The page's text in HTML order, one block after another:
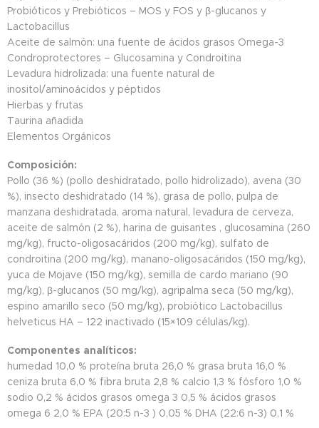
Probióticos y Prebióticos – MOS y FOS y β-glucanos y
Lactobacillus
Aceite de salmón: una fuente de ácidos grasos Omega-3
Condroprotectores – Glucosamina y Condroitina
Levadura hidrolizada: una fuente natural de
inositol/aminoácidos y péptidos
Hierbas y frutas
Taurina añadida
Elementos Orgánicos
Composición:
Pollo (36 %) (pollo deshidratado, pollo hidrolizado), avena (30
%), insecto deshidratado (14 %), grasa de pollo, pulpa de
manzana deshidratada, aroma natural, levadura de cerveza,
aceite de salmón (2 %), harina de guisantes , glucosamina (260
mg/kg), fructo-oligosacáridos (200 mg/kg), sulfato de
condroitina (200 mg/kg), manano-oligosacáridos (150 mg/kg),
yuca de Mojave (150 mg/kg), semilla de cardo mariano (90
mg/kg), β-glucanos (50 mg/kg), agripalma seca (50 mg/kg),
espino amarillo seco (50 mg/kg), probiótico Lactobacillus
helveticus HA – 122 inactivado (15×109 células/kg).
Componentes analíticos:
humedad 10,0 % proteína bruta 26,0 % grasa bruta 16,0 %
ceniza bruta 6,0 % fibra bruta 2,8 % calcio 1,3 % fósforo 1,0 %
sodio 0,2 % ácidos grasos omega 3 0,5 % ácidos grasos
omega 6 2,0 % EPA (20:5 n-3 ) 0,05 % DHA (22:6 n-3) 0,1 %